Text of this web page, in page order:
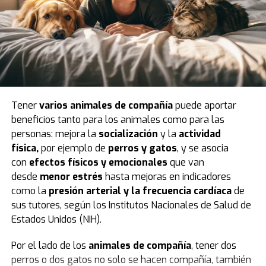
período que abarca edades entre 7 y 16 años.
Los investigadores crearon una base de datos que
integró encuestas retrospectivas sobre los hábitos
digitales de los participantes y los resultados de las
pruebas estandarizadas INVALSI enlengua italiana,
Uno de los puntos de partida del análisis fuedividir a
los alumnossegún el momento en que abrieron su
primera cuenta personal en redes sociales. De esa
manera, quedaron definidosdos grandes grupos
quienes lo hicieron en sexto, séptimo u octavo grado —
los llamadosusuarios tempranos— y quienes
esperaron hasta el noveno grado o más, coincidiendo
con la edad mínima legal para el acceso autónomo en
El diseño de la investigación excluyó a aquellos que
Tenervarios animales de compañíapuede aportar
beneficios tanto para los animales como para las
personas: mejora la socialización y la actividad
física,por ejemplo de perros y gatos, y se asocia
con efectos físicos y emocionales que van
desde menor estrés hasta mejoras en indicadores
como la presión arterial y la frecuencia cardíacade
sus tutores, según los Institutos Nacionales de Salud de
Estados Unidos (NIH).
Por el lado de los animales de compañía, tener dos
perros o dos gatos no solo se hacen compañía, también